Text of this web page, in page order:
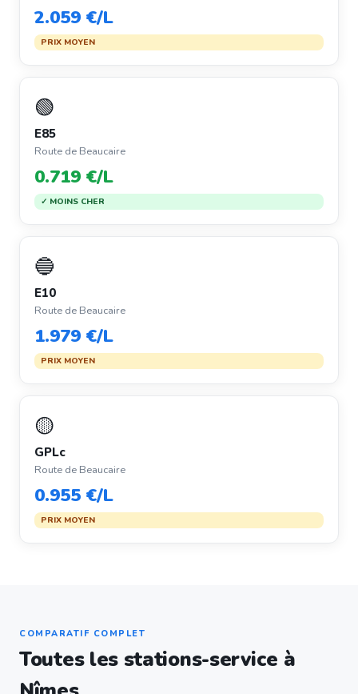
2.059 €/L
PRIX MOYEN
🟢
E85
Route de Beaucaire
0.719 €/L
✓ MOINS CHER
🔵
E10
Route de Beaucaire
1.979 €/L
PRIX MOYEN
🟡
GPLc
Route de Beaucaire
0.955 €/L
PRIX MOYEN
COMPARATIF COMPLET
Toutes les stations-service à